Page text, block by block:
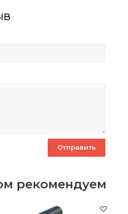
рекомендуем